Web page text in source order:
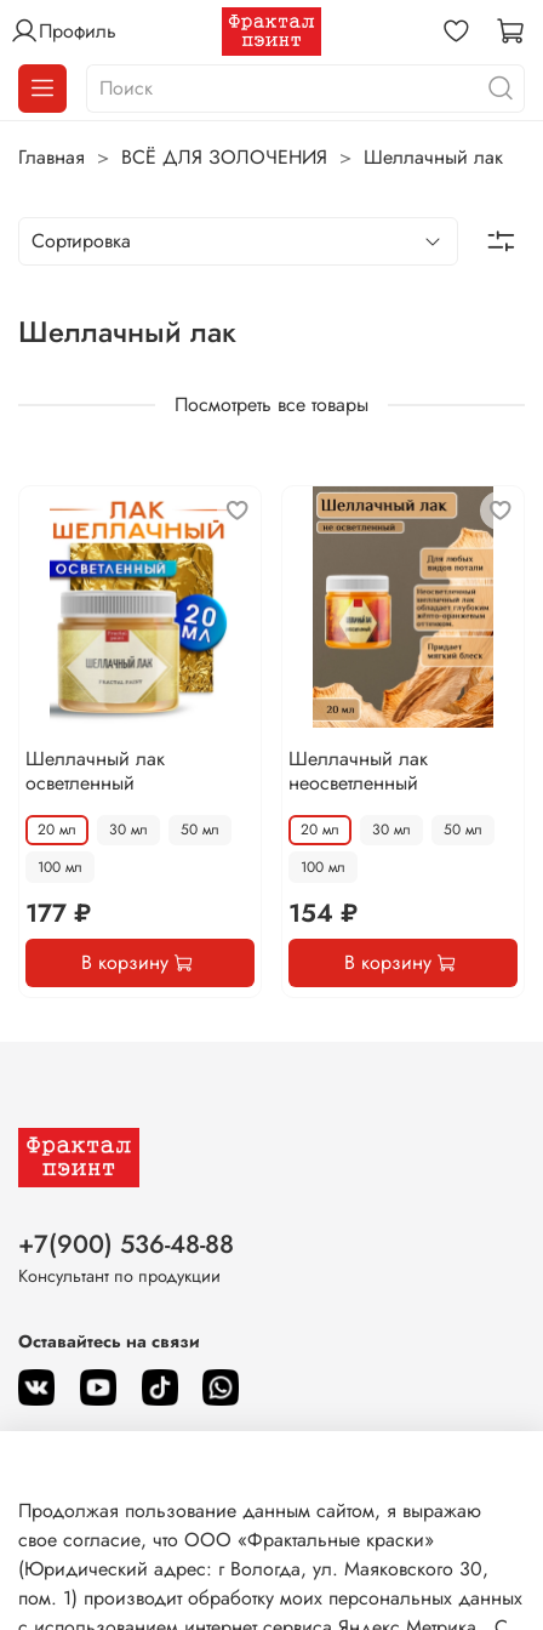
Профиль
Главная ВСЁ ДЛЯ ЗОЛОЧЕНИЯ Шеллачный лак
Шеллачный лак
Посмотреть все товары
Шеллачный лак
осветленный
20 мл 30 мл
50 мл
100 мл
177 ₽
В корзину
Шеллачный лак
неосветленный
20 мл 30 мл
50 мл
100 мл
154 ₽
В корзину
О магазине
Клиентам
+7(900) 536-48-88
Консультант по продукции
Оставайтесь на связи
Продолжая пользование данным сайтом, я выражаю
свое согласие, что ООО «Фрактальные краски»
(Юридический адрес: г Вологда, ул. Маяковского 30,
пом. 1) производит обработку моих персональных данных